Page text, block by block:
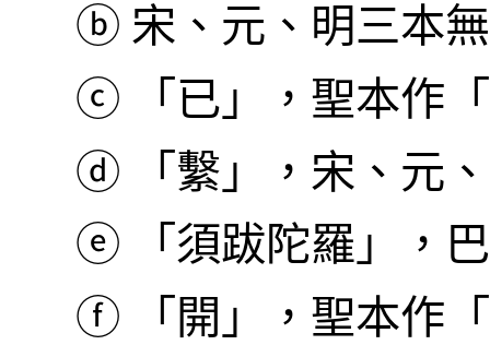
ⓑ 宋、元、明三本
ⓒ
「已」，聖本作
ⓓ
「繫」，宋、元
ⓔ
「須跋陀羅」，
ⓕ
「開」，聖本作